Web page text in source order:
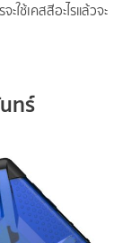
ใช้เคสสีอะไรแล้วจะ
ทร์